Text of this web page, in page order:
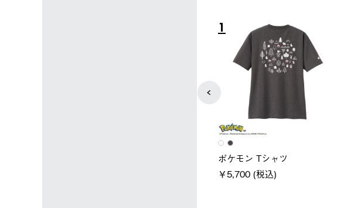
5
レディース
ノーメイクフーディ
￥5,940 (税込)